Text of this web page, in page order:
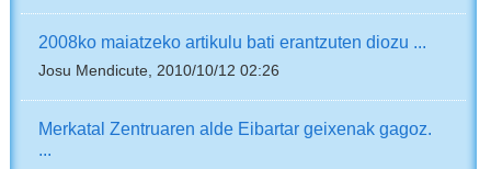
2008ko maiatzeko artikulu bati erantzuten diozu ...
Josu Mendicute, 2010/10/12 02:26
Merkatal Zentruaren alde Eibartar geixenak gagoz.
...